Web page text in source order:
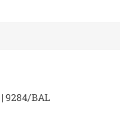
| 9284/BAL